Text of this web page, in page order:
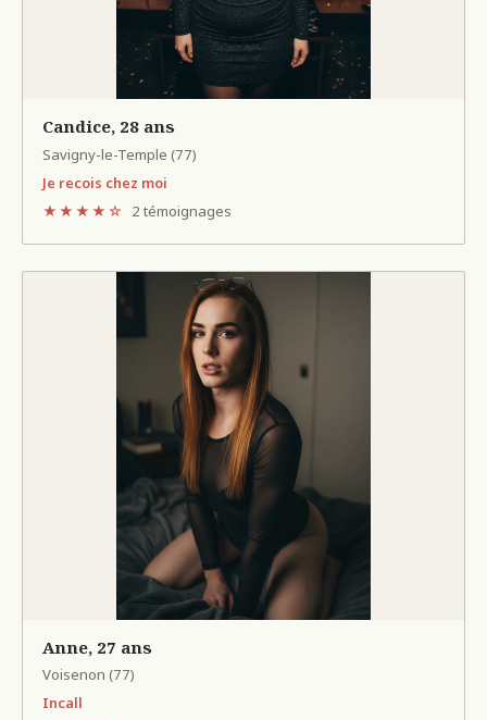
Candice, 28 ans
Savigny-le-Temple (77)
Je recois chez moi
★★★★☆
2 témoignages
Anne, 27 ans
Voisenon (77)
Incall